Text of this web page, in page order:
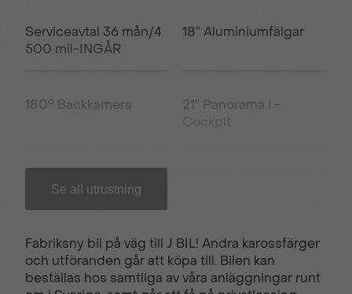
Serviceavtal 36 mån/4
500 mil-INGÅR
18” Aluminiumfälgar
180° Backkamera
21” Panorama i -
Cockpit
Adaptiv farthållare
Ambient LED lights
Se all utrustning
Fabriksny bil på väg till J BIL! Andra karossfärger
och utföranden går att köpa till. Bilen kan
beställas hos samtliga av våra anläggningar runt